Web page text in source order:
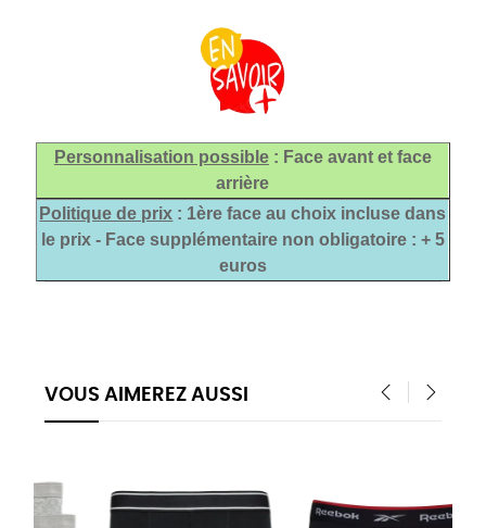
Personnalisation possible: Face avant et face
arrière
Politique de prix : 1ère face au choix incluse dans
le prix - Face supplémentaire non obligatoire : + 5
euros
VOUS AIMEREZ AUSSI